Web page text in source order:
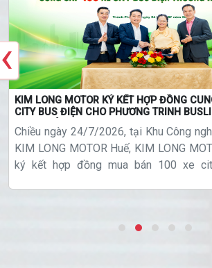
KIM LONG MOTOR KÝ KẾT HỢP ĐỒNG
CITY BUS ĐIỆN CHO PHƯƠNG TRINH
GIAO THÔNG XANH
Chiều ngày 24/7/2026, tại Khu Công
KIM LONG MOTOR Huế, KIM LONG
ký kết hợp đồng mua bán 100 xe
‹